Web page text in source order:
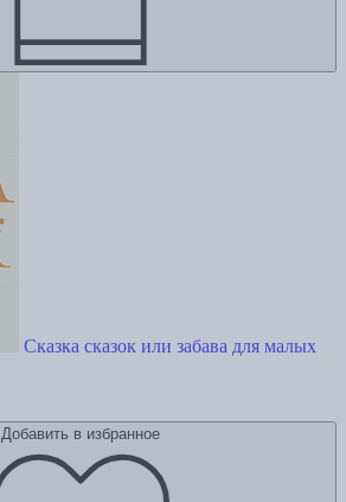
Сказка сказок или забава для малых
Добавить в избранное